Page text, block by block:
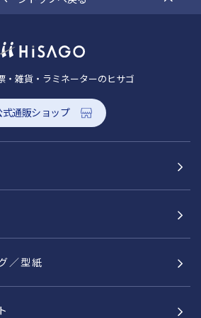
・雑貨・ラミネーターのヒサゴ
式通販ショップ
／型紙